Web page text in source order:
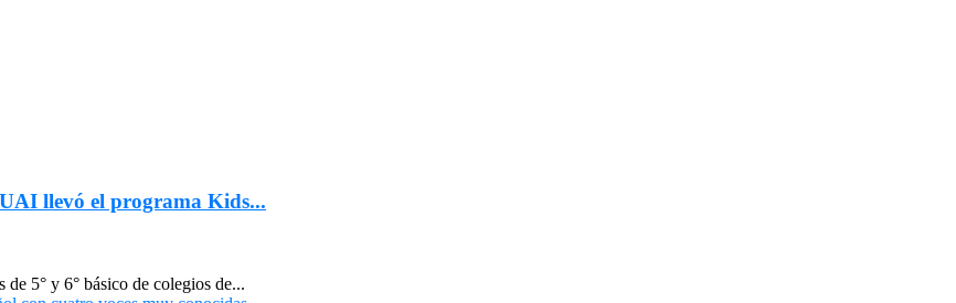
llevó el programa Kids...
5° y 6° básico de colegios de...